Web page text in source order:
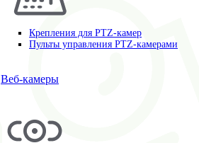
Крепления для PTZ-камер
Пульты управления PTZ-камерами
Веб-камеры